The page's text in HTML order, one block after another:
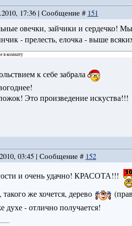
17:36 | Сообщение # 151
овечки, зайчики и сердечко!
- прелесть, елочка - выше
в комнату
к себе забрала
Это произведение искуства!!!
03:45 | Сообщение # 152
и очень удачно! КРАСОТА!!!
такого же хочется, дерево
- отлично получается!